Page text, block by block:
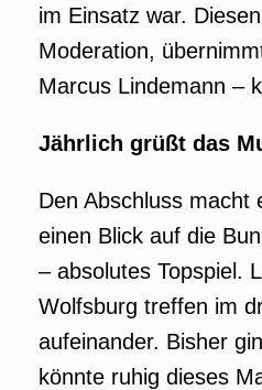
im Einsatz war.
Moderation,
Marcus Lindemann –
Jährlich grüßt das
Den Abschluss macht
einen Blick auf die
– absolutes Topspiel.
Wolfsburg treffen im
aufeinander. Bisher
könnte ruhig dieses